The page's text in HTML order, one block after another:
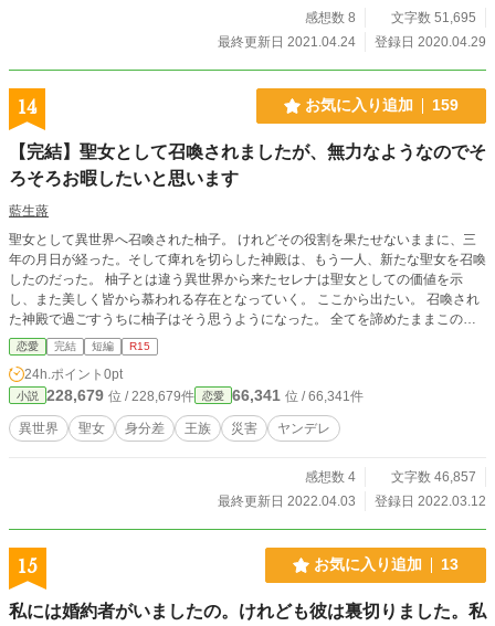
感想数 8
文字数 51,695
最終更新日 2021.04.24
登録日 2020.04.29
14 お気に入り追加 159
【完結】聖女として召喚されましたが、無力なようなのでそ
ろそろお暇したいと思います
藍生蕗
聖女として異世界へ召喚された柚子。 けれどその役割を果たせないままに、三
年の月日が経った。そして痺れを切らした神殿は、もう一人、新たな聖女を召喚
したのだった。 柚子とは違う異世界から来たセレナは聖女としての価値を示
し、また美しく皆から慕われる存在となっていく。 ここから出たい。 召喚され
た神殿で過ごすうちに柚子はそう思うようになった。 全てを諦めたままこのま
ま過ごすのは辛い。 一時、希望を見出した暮らしから離れるのは寂しかった
が、それ以上に存在を忘れられる度、疎まれる度、身を削られるような気になっ
て辛かった。 そこにあった密かに抱えていた恋心。 手放せるうちに去るべき
だ。 そう考える柚子に差し伸べてくれた者たちの手を掴み、柚子は神殿から一
歩踏み出すのだけど…… 中編くらいの長さです。 ※ 暴力的な表現がありますの
で、苦手な方はご注意下さい。 他のサイトでも公開しています
恋愛 完結 短編 R15
24h.ポイント 0pt
小説 228,679 位 / 228,679件 恋愛 66,341 位 / 66,341件
異世界 聖女 身分差 王族 災害 ヤンデレ
感想数 4
文字数 46,857
最終更新日 2022.04.03
登録日 2022.03.12
15 お気に入り追加 13
私には婚約者がいましたの。けれども彼は裏切りました。私